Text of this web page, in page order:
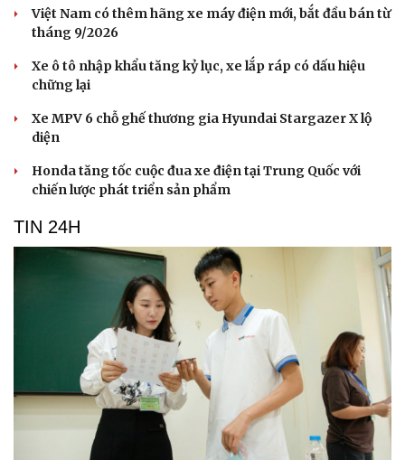
Việt Nam có thêm hãng xe máy điện mới, bắt đầu bán từ
tháng 9/2026
Xe ô tô nhập khẩu tăng kỷ lục, xe lắp ráp có dấu hiệu
chững lại
Xe MPV 6 chỗ ghế thương gia Hyundai Stargazer X lộ
diện
Honda tăng tốc cuộc đua xe điện tại Trung Quốc với
chiến lược phát triển sản phẩm
TIN 24H